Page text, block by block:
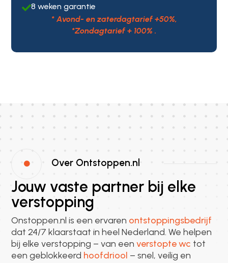
8 weken garantie
* Avond- en zaterdagtarief +50%,
*Zondagtarief + 100% .
 Over Ontstoppen.nl
Jouw vaste partner bij elke
verstopping
Onstoppen.nl is een ervaren ontstoppingsbedrijf
dat 24/7 klaarstaat in heel Nederland. We helpen
bij elke verstopping – van eenverstopte wc tot
een geblokkeerd hoofdriool – snel, veilig en